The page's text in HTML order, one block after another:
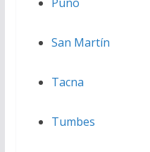
San Martín
Tacna
Tumbes